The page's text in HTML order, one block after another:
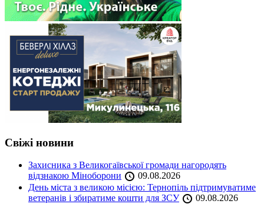
Свіжі новини
Захисника з Великогаївської громади нагородять
відзнакою Міноборони
09.08.2026
День міста з великою місією: Тернопіль підтримуватиме
ветеранів і збиратиме кошти для ЗСУ
09.08.2026